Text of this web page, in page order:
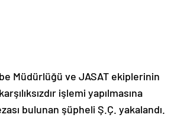
Müdürlüğü ve JASAT ekiplerinin
işlemi yapılmasına
bulunan şüpheli Ş.Ç. yakalandı.